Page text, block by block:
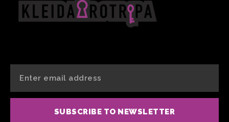
SUBSCRIBE TO NEWSLETTER